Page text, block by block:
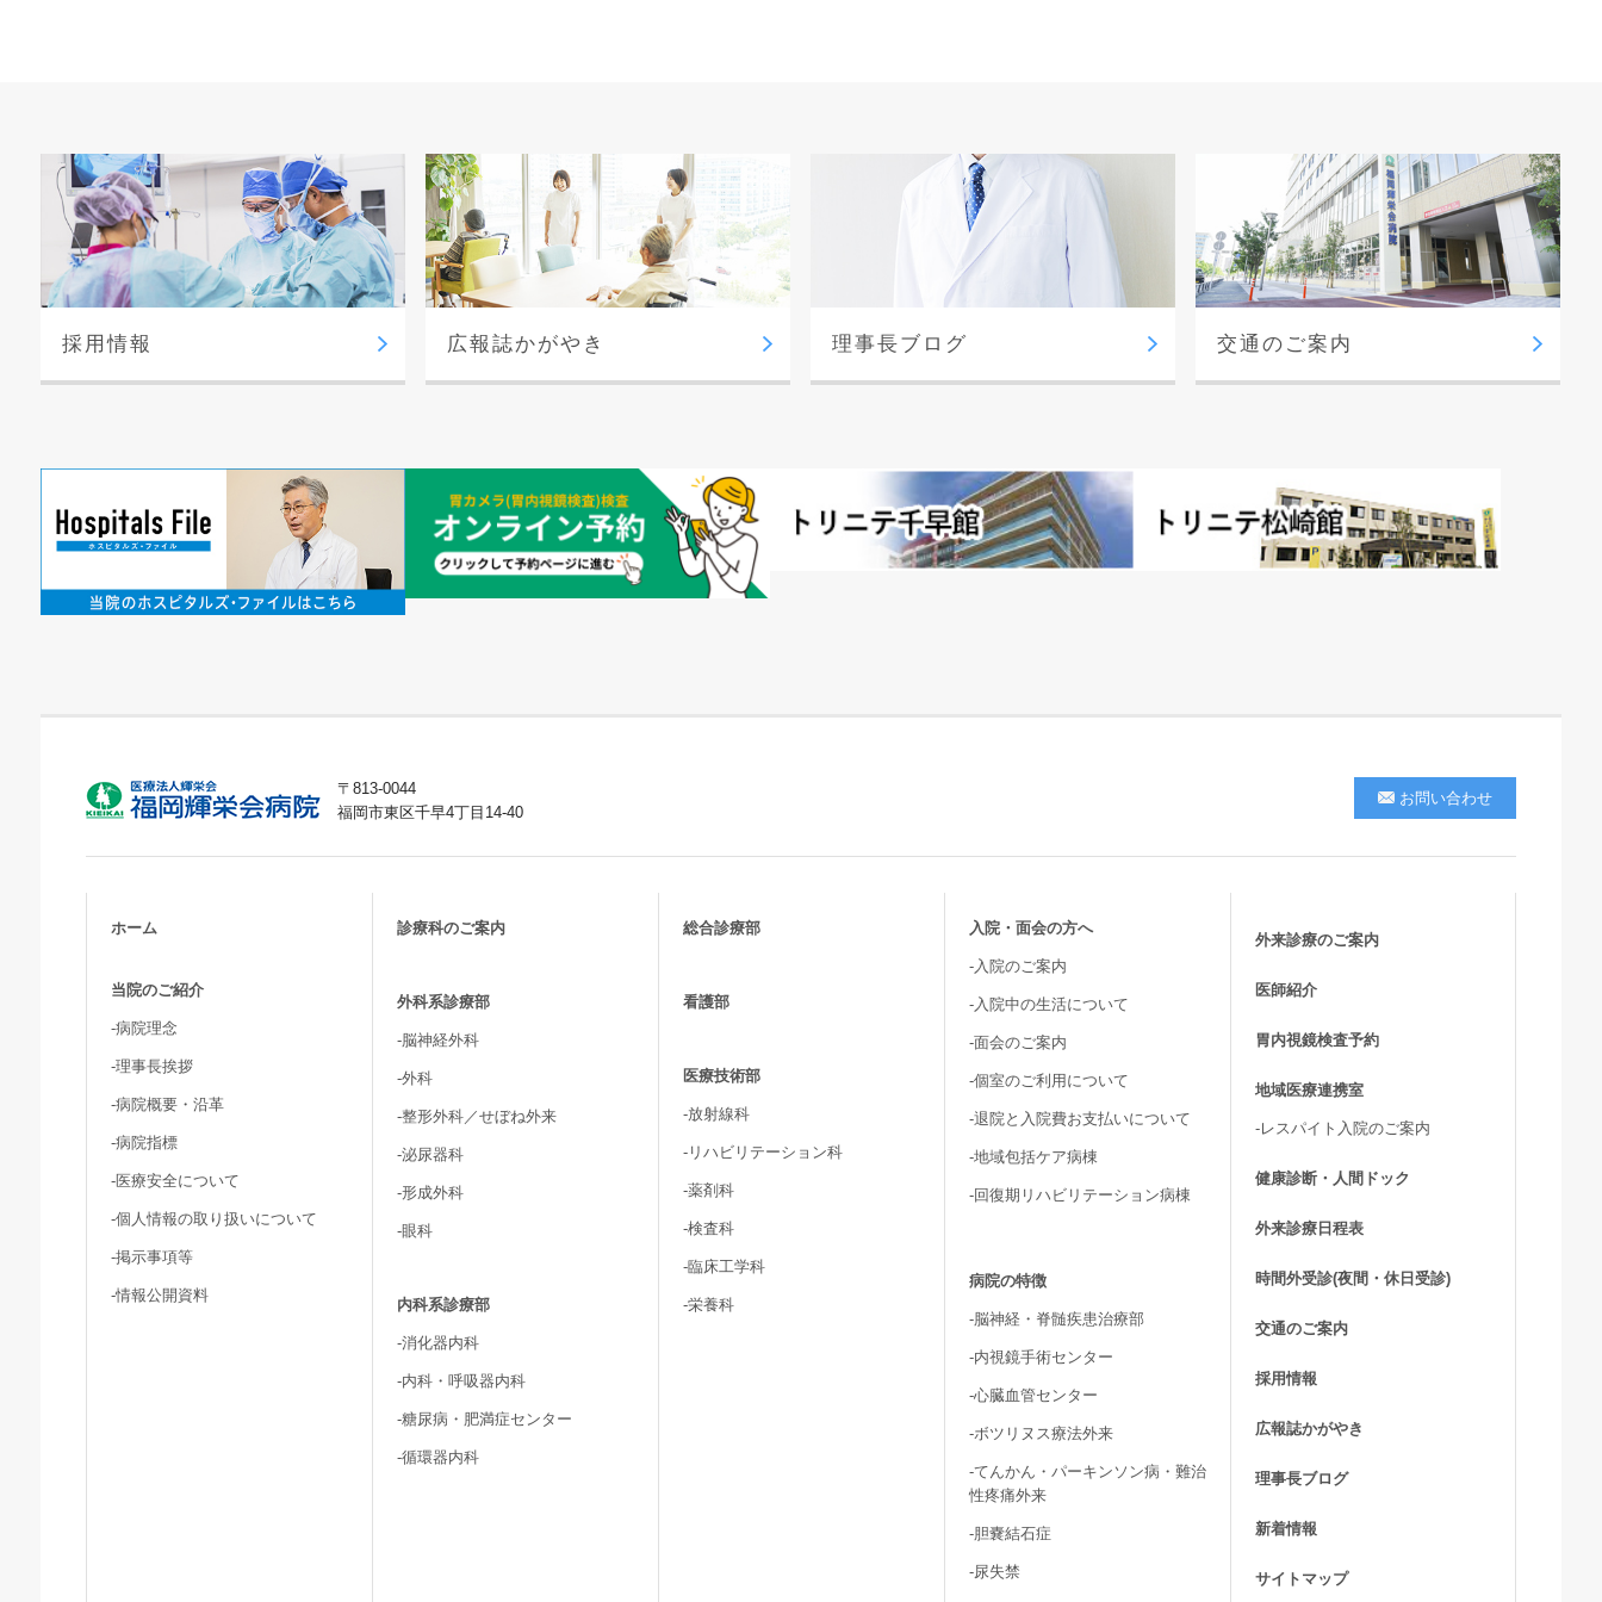
採用情報 広報誌かがやき 理事長ブログ 交通のご案内
〒813-0044
福岡市東区千早4丁目14-40
お問い合わせ
ホーム
当院のご紹介
-病院理念
-理事長挨拶
-病院概要・沿革
-病院指標
-医療安全について
-個人情報の取り扱いについて
-掲示事項等
-情報公開資料
診療科のご案内
外科系診療部
-脳神経外科
-外科
-整形外科／せぼね外来
-泌尿器科
-形成外科
-眼科
内科系診療部
-消化器内科
-内科・呼吸器内科
-糖尿病・肥満症センター
-循環器内科
総合診療部
看護部
医療技術部
-放射線科
-リハビリテーション科
-薬剤科
-検査科
-臨床工学科
-栄養科
入院・面会の方へ
-入院のご案内
-入院中の生活について
-面会のご案内
-個室のご利用について
-退院と入院費お支払いについて
-地域包括ケア病棟
-回復期リハビリテーション病棟
病院の特徴
-脳神経・脊髄疾患治療部
-内視鏡手術センター
-心臓血管センター
-ボツリヌス療法外来
-てんかん・パーキンソン病・難治
性疼痛外来
-胆嚢結石症
-尿失禁
外来診療のご案内
医師紹介
胃内視鏡検査予約
地域医療連携室
-レスパイト入院のご案内
健康診断・人間ドック
外来診療日程表
時間外受診(夜間・休日受診)
交通のご案内
採用情報
広報誌かがやき
理事長ブログ
新着情報
サイトマップ